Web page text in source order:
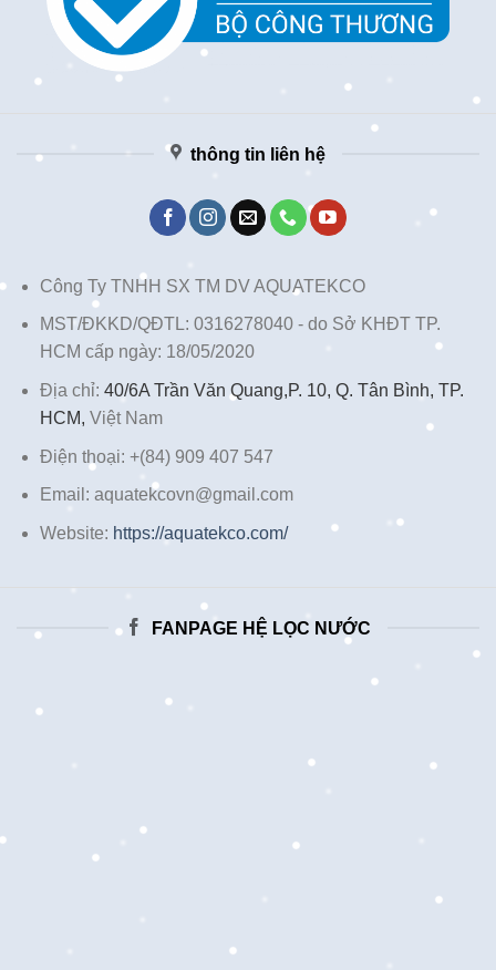
thông tin liên hệ
Công Ty TNHH SX TM DV AQUATEKCO
MST/ĐKKD/QĐTL: 0316278040 - do Sở KHĐT TP.
HCM cấp ngày: 18/05/2020
Địa chỉ: 40/6A Trần Văn Quang,P. 10, Q. Tân Bình, TP.
HCM, Việt Nam
Điện thoại: +(84) 909 407 547
Email: aquatekcovn@gmail.com
Website: https://aquatekco.com/
FANPAGE HỆ LỌC NƯỚC